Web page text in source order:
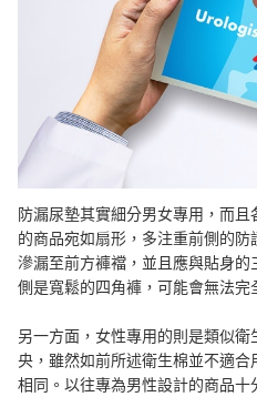
防漏尿墊其實細分男女專用，而
的商品宛如扇形，多注重前側的
滲漏至前方褲襠，並且應與貼身
側是寬鬆的四角褲，可能會無法完
另一方面，女性專用的則是類似
央，雖然如前所述衛生棉並不適
相同。以往專為男性設計的商品